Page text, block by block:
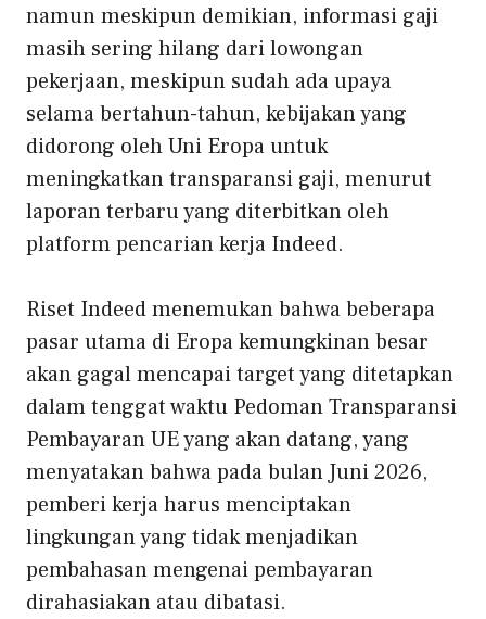
namun meskipun demikian, informasi gaji
masih sering hilang dari lowongan
pekerjaan, meskipun sudah ada upaya
selama bertahun-tahun, kebijakan yang
didorong oleh Uni Eropa untuk
meningkatkan transparansi gaji, menurut
laporan terbaru yang diterbitkan oleh
platform pencarian kerja Indeed.
Riset Indeed menemukan bahwa beberapa
pasar utama di Eropa kemungkinan besar
akan gagal mencapai target yang ditetapkan
dalam tenggat waktu Pedoman Transparansi
Pembayaran UE yang akan datang, yang
menyatakan bahwa pada bulan Juni 2026,
pemberi kerja harus menciptakan
lingkungan yang tidak menjadikan
pembahasan mengenai pembayaran
dirahasiakan atau dibatasi.